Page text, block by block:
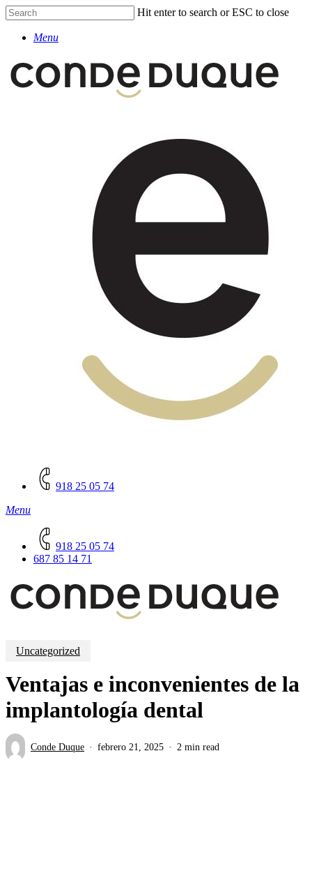
Skip
to
main
Hit enter to search or ESC to close
SearchMenu
918 25 05 74
Menu
918 25 05 74
687 85 14 71
Uncategorized
Ventajas e inconvenientes de la
implantología dental
Conde Duque febrero 21, 2025 2 min read